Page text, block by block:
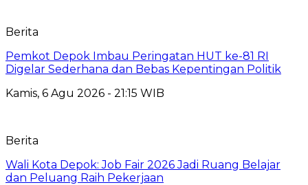
Berita
Pemkot Depok Imbau Peringatan HUT ke-81 RI
Digelar Sederhana dan Bebas Kepentingan Politik
Kamis, 6 Agu 2026 - 21:15 WIB
Berita
Wali Kota Depok: Job Fair 2026 Jadi Ruang Belajar
dan Peluang Raih Pekerjaan